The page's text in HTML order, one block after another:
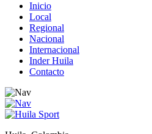
Inicio
Local
Regional
Nacional
Internacional
Inder Huila
Contacto